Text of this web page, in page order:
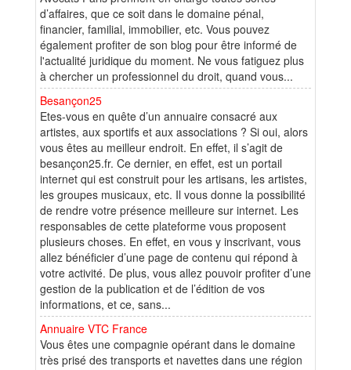
d’affaires, que ce soit dans le domaine pénal,
financier, familial, immobilier, etc. Vous pouvez
également profiter de son blog pour être informé de
l'actualité juridique du moment. Ne vous fatiguez plus
à chercher un professionnel du droit, quand vous...
Besançon25
Etes-vous en quête d’un annuaire consacré aux
artistes, aux sportifs et aux associations ? Si oui, alors
vous êtes au meilleur endroit. En effet, il s’agit de
besançon25.fr. Ce dernier, en effet, est un portail
internet qui est construit pour les artisans, les artistes,
les groupes musicaux, etc. Il vous donne la possibilité
de rendre votre présence meilleure sur internet. Les
responsables de cette plateforme vous proposent
plusieurs choses. En effet, en vous y inscrivant, vous
allez bénéficier d’une page de contenu qui répond à
votre activité. De plus, vous allez pouvoir profiter d’une
gestion de la publication et de l’édition de vos
informations, et ce, sans...
Annuaire VTC France
Vous êtes une compagnie opérant dans le domaine
très prisé des transports et navettes dans une région